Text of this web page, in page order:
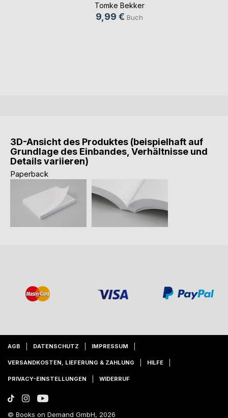
Tomke Bekker
9,99 € Buch
3D-Ansicht des Produktes (beispielhaft auf
Grundlage des Einbandes, Verhältnisse und
Details variieren)
Paperback
AGB DATENSCHUTZ IMPRESSUM
VERSANDKOSTEN, LIEFERUNG & ZAHLUNG HILFE
PRIVACY-EINSTELLUNGEN WIDERRUF
© Books on Demand GmbH, 2026